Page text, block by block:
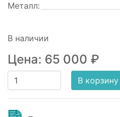
Металл:
В наличии
Цена: 65 000 ₽
В корзину